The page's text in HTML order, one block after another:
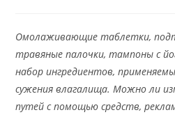
Омолаживающие таблетки,
травяные палочки, тампоны с
набор ингредиентов,
сужения влагалища. Можно ли
путей с помощью средств,